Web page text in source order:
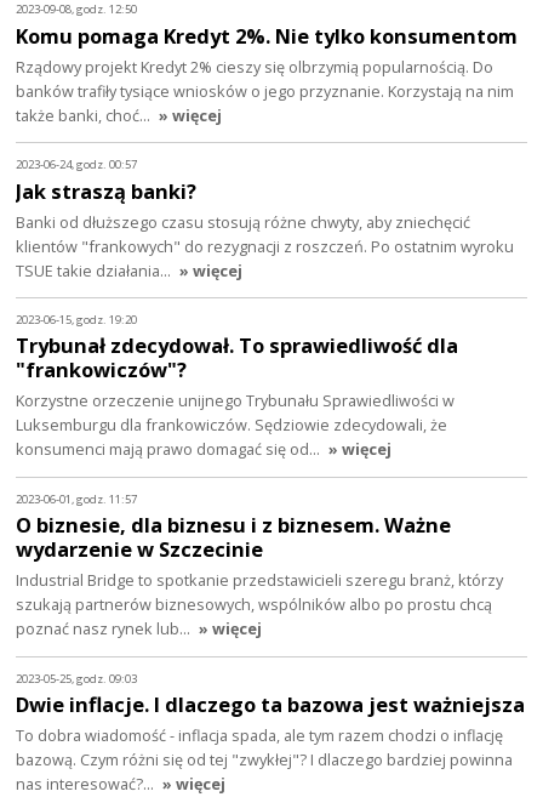
2023-09-08, godz. 12:50
Komu pomaga Kredyt 2%. Nie tylko konsumentom
Rządowy projekt Kredyt 2% cieszy się olbrzymią popularnością. Do
banków trafiły tysiące wniosków o jego przyznanie. Korzystają na nim
także banki, choć… » więcej
2023-06-24, godz. 00:57
Jak straszą banki?
Banki od dłuższego czasu stosują różne chwyty, aby zniechęcić
klientów "frankowych" do rezygnacji z roszczeń. Po ostatnim wyroku
TSUE takie działania… » więcej
2023-06-15, godz. 19:20
Trybunał zdecydował. To sprawiedliwość dla
"frankowiczów"?
Korzystne orzeczenie unijnego Trybunału Sprawiedliwości w
Luksemburgu dla frankowiczów. Sędziowie zdecydowali, że
konsumenci mają prawo domagać się od… » więcej
2023-06-01, godz. 11:57
O biznesie, dla biznesu i z biznesem. Ważne
wydarzenie w Szczecinie
Industrial Bridge to spotkanie przedstawicieli szeregu branż, którzy
szukają partnerów biznesowych, wspólników albo po prostu chcą
poznać nasz rynek lub… » więcej
2023-05-25, godz. 09:03
Dwie inflacje. I dlaczego ta bazowa jest ważniejsza
To dobra wiadomość - inflacja spada, ale tym razem chodzi o inflację
bazową. Czym różni się od tej "zwykłej"? I dlaczego bardziej powinna
nas interesować?… » więcej